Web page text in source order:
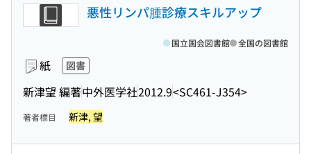
悪性リンパ腫診療スキルアップ
紙 図書
新津望 編著中外医学社2012.9<SC461-J354>
国立国会図書館 全国の図書館
著者標目 新津, 望